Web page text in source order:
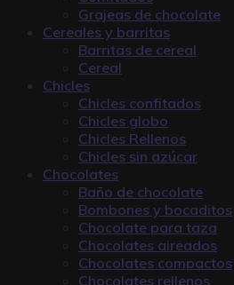
Grajeas de chocolate
Cereales y barritas
Barritas de cereal
Cereal
Chicles
Chicles confitados
Chicles globo
Chicles Rellenos
Chicles sin azúcar
Chocolates
Baño de chocolate
Bombones y bocaditos
Chocolate para taza
Chocolates aireados
Chocolates compactos
Chocolates rellenos